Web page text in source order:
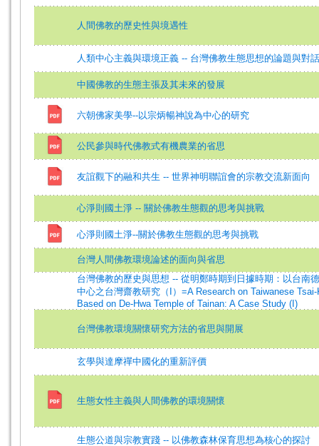
人間佛教的歷史性與境遇性
人類中心主義與環境正義 -- 台灣佛教生態思想的論題與對話
中國佛教的生態主張及其未來的發展
六朝佛家美學--以宗炳暢神說為中心的研究
公民參與時代佛教式有機農業的省思
友誼觀下的融和共生 -- 世界神明聯誼會的宗教交流新面向
心淨則國土淨 -- 關於佛教生態觀的思考與挑戰
心淨則國土淨--關於佛教生態觀的思考與挑戰
台灣人間佛教環境論述的面向與省思
台灣佛教的歷史與思想 -- 從明鄭時期到日據時期：以台南
中心之台灣齋教研究（I）=A Research on Taiwanese
Based on De-Hwa Temple of Tainan: A Case Study (I)
台灣佛教環境關懷研究方法的省思與開展
玄學與達摩禪中國化的重新評價
生態女性主義與人間佛教的環境關懷
生態公道與宗教實踐 -- 以佛教森林保育思想為核心的探討